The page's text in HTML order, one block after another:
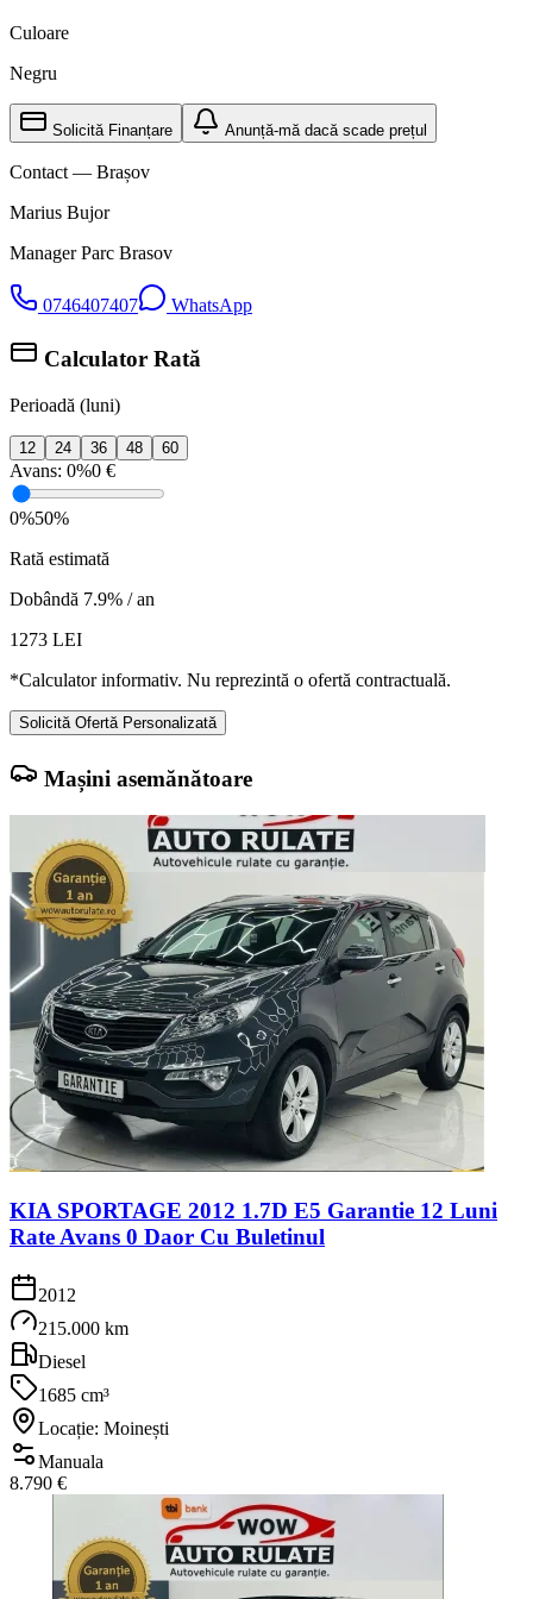
Culoare
Negru
Solicită Finanțare Anunță-mă dacă scade prețul
Contact — Brașov
Marius Bujor
Manager Parc Brasov
0746407407 WhatsApp
Calculator Rată
Perioadă (luni)
12 24 36 48 60
Avans: 0%0 €
0%50%
Rată estimată
Dobândă 7.9% / an
1273 LEI
*Calculator informativ. Nu reprezintă o ofertă contractuală.
Solicită Ofertă Personalizată
Mașini asemănătoare
KIA SPORTAGE 2012 1.7D E5 Garantie 12 Luni
Rate Avans 0 Daor Cu Buletinul
2012
215.000 km
Diesel
1685 cm³
Locație: Moinești
Manuala
8.790 €